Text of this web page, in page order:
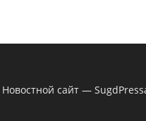
Новостной сайт —